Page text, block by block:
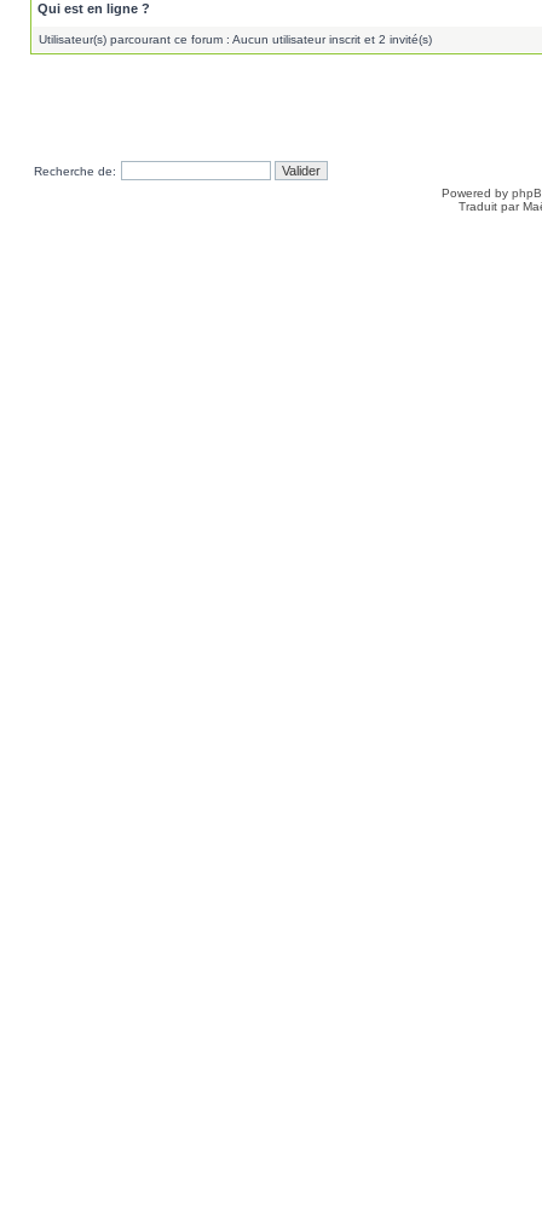
Qui est en ligne ?
Utilisateur(s) parcourant ce forum : Aucun utilisateur inscrit et 2 invité(s)
Recherche de:
Powered by
Traduit par